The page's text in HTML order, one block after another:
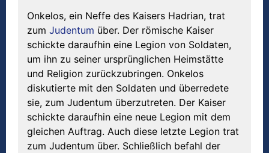
Onkelos, ein Neffe des Kaisers Hadrian, trat
zum Judentum über. Der römische Kaiser
schickte daraufhin eine Legion von Soldaten,
um ihn zu seiner ursprünglichen Heimstätte
und Religion zurückzubringen. Onkelos
diskutierte mit den Soldaten und überredete
sie, zum Judentum überzutreten. Der Kaiser
schickte daraufhin eine neue Legion mit dem
gleichen Auftrag. Auch diese letzte Legion trat
zum Judentum über. Schließlich befahl der